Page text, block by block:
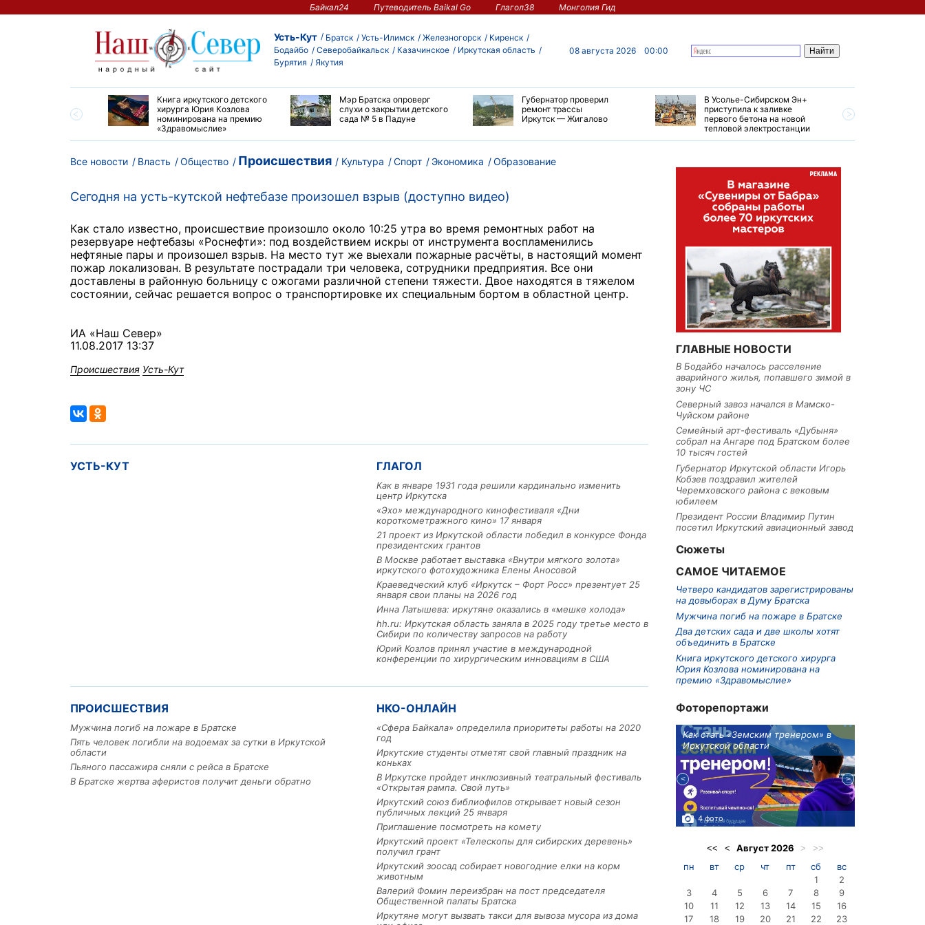
Байкал24 Путеводитель Baikal Go Глагол38 Монголия Гид
Усть-Кут Братск Усть-Илимск Железногорск
Киренск
Бодайбо
Северобайкальск Казачинское
Иркутская область
Бурятия
Якутия
08 августа 2026 00:00
большой эстафеты
Книга иркутского детского
хирурга Юрия Козлова
номинирована на премию
«Здравомыслие»
Мэр Братска опроверг
слухи о закрытии детского
сада № 5 в Падуне
Губернатор проверил
ремонт трассы
Иркутск — Жигалово
В Усолье-Сибирском Эн+
приступила к заливке
первого бетона на новой
тепловой электростанции
Все новости Власть Общество Происшествия Культура Спорт Экономика Образование
Сегодня на усть-кутской нефтебазе произошел взрыв (доступно видео)
Как стало известно, происшествие произошло около 10:25 утра во время ремонтных работ на
резервуаре нефтебазы «Роснефти»: под воздействием искры от инструмента воспламенились
нефтяные пары и произошел взрыв. На место тут же выехали пожарные расчёты, в настоящий момент
пожар локализован. В результате пострадали три человека, сотрудники предприятия. Все они
доставлены в районную больницу с ожогами различной степени тяжести. Двое находятся в тяжелом
состоянии, сейчас решается вопрос о транспортировке их специальным бортом в областной центр.
ИА «Наш Север»
11.08.2017 13:37
Происшествия Усть-Кут
УСТЬ-КУТ ГЛАГОЛ
Как в январе 1931 года решили кардинально изменить
центр Иркутска
«Эхо» международного кинофестиваля «Дни
короткометражного кино» 17 января
21 проект из Иркутской области победил в конкурсе Фонда
президентских грантов
В Москве работает выставка «Внутри мягкого золота»
иркутского фотохудожника Елены Аносовой
Краеведческий клуб «Иркутск – Форт Росс» презентует 25
января свои планы на 2026 год
Инна Латышева: иркутяне оказались в «мешке холода»
hh.ru: Иркутская область заняла в 2025 году третье место в
Сибири по количеству запросов на работу
Юрий Козлов принял участие в международной
конференции по хирургическим инновациям в США
ПРОИСШЕСТВИЯ
Мужчина погиб на пожаре в Братске
Пять человек погибли на водоемах за сутки в Иркутской
области
Пьяного пассажира сняли с рейса в Братске
В Братске жертва аферистов получит деньги обратно
НКО-ОНЛАЙН
«Сфера Байкала» определила приоритеты работы на 2020
год
Иркутские студенты отметят свой главный праздник на
коньках
В Иркутске пройдет инклюзивный театральный фестиваль
«Открытая рампа. Свой путь»
Иркутский союз библиофилов открывает новый сезон
публичных лекций 25 января
Приглашение посмотреть на комету
Иркутский проект «Телескопы для сибирских деревень»
получил грант
Иркутский зоосад собирает новогодние елки на корм
животным
Валерий Фомин переизбран на пост председателя
Общественной палаты Братска
Иркутяне могут вызвать такси для вывоза мусора из дома
ГЛАВНЫЕ НОВОСТИ
В Бодайбо началось расселение
аварийного жилья, попавшего зимой в
зону ЧС
Северный завоз начался в Мамско-
Чуйском районе
Семейный арт-фестиваль «Дубыня»
собрал на Ангаре под Братском более
10 тысяч гостей
Губернатор Иркутской области Игорь
Кобзев поздравил жителей
Черемховского района с вековым
юбилеем
Президент России Владимир Путин
посетил Иркутский авиационный завод
Сюжеты
САМОЕ ЧИТАЕМОЕ
Четверо кандидатов зарегистрированы
на довыборах в Думу Братска
Мужчина погиб на пожаре в Братске
Два детских сада и две школы хотят
объединить в Братске
Книга иркутского детского хирурга
Юрия Козлова номинирована на
премию «Здравомыслие»
Фоторепортажи
Льготный заём в 9 миллионов
машиностроительное предприятие
Как стать «Земским тренером» в
Иркутской области
4 фото
<< < Август2026 > >>
пн вт ср чт пт сб
вс
1
2
3
4 5 6 7 8
9
10
11 12 13 14 15
16
17
18 19 20 21 22 23